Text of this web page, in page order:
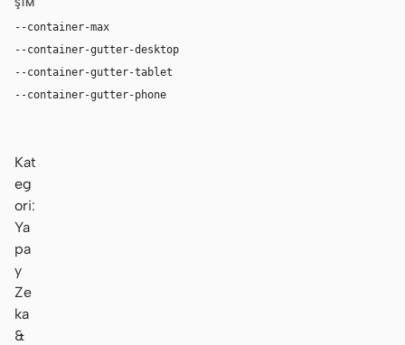
ŞIM
--container-max
--container-gutter-desktop
--container-gutter-tablet
--container-gutter-phone
Kat
eg
ori:
Ya
pa
y
Ze
ka
&